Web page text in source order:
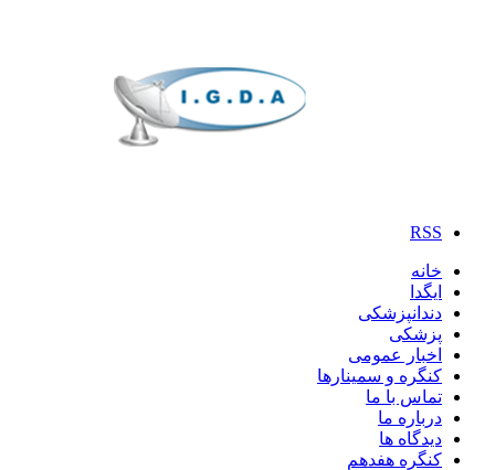
RSS
خانه
ایگدا
دندانپزشکی
پزشکی
اخبار عمومی
کنگره و سمینارها
تماس با ما
درباره ما
دیدگاه ها
کنگره هفدهم